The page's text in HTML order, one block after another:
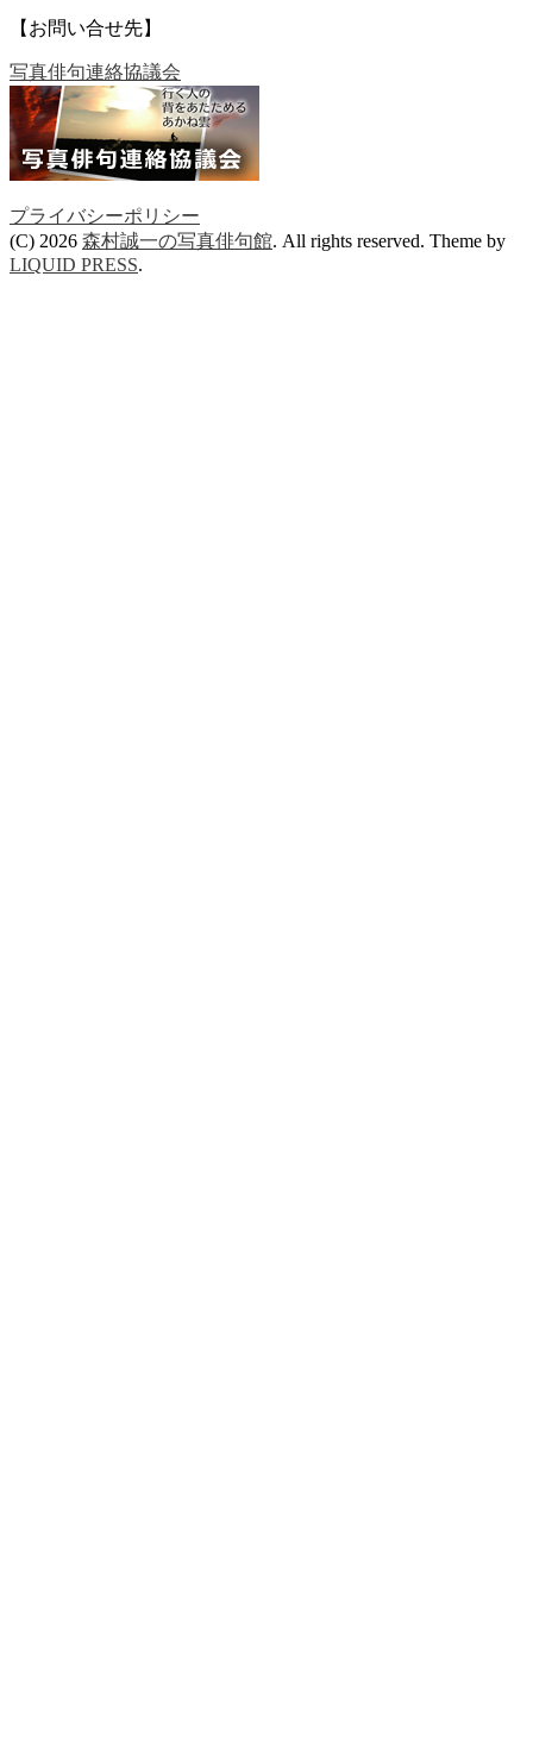
【お問い合せ先】
写真俳句連絡協議会
プライバシーポリシー
(C) 2026 森村誠一の写真俳句館. All rights reserved. Theme by
LIQUID PRESS.